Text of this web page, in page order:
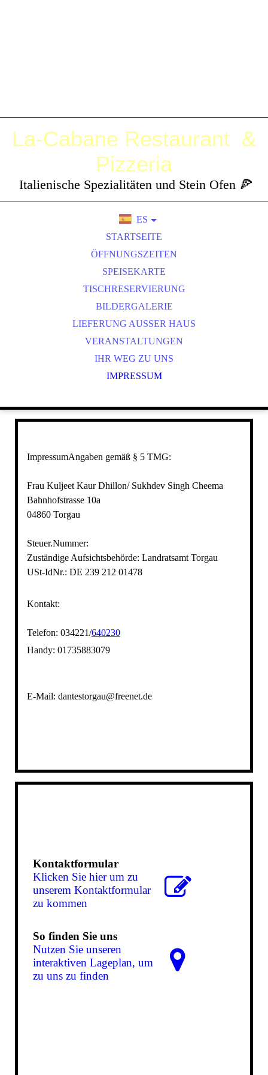
La-Cabane Restaurant &
Pizzeria
Italienische Spezialitäten und Stein Ofen 🍕
ES
STARTSEITE
ÖFFNUNGSZEITEN
SPEISEKARTE
TISCHRESERVIERUNG
BILDERGALERIE
LIEFERUNG AUSSER HAUS
VERANSTALTUNGEN
IHR WEG ZU UNS
IMPRESSUM
ImpressumAngaben gemäß § 5 TMG:
Frau Kuljeet Kaur Dhillon/ Sukhdev Singh Cheema
Bahnhofstrasse 10a
04860 Torgau
Steuer.Nummer:
Zuständige Aufsichtsbehörde: Landratsamt Torgau
USt-IdNr.: DE 239 212 01478
Kontakt:
Telefon: 034221/640230
Handy: 01735883079
E-Mail: dantestorgau@freenet.de
Kontaktformular
Klicken Sie hier um zu
unserem Kon­takt­for­mu­lar
zu kommen
So finden Sie uns
Nutzen Sie unseren
interaktiven La­ge­plan, um
zu uns zu finden